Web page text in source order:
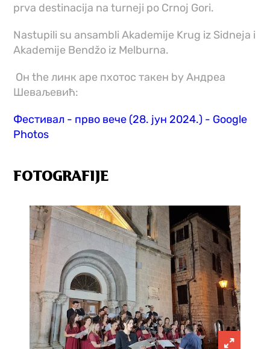
prva destinacija na turneji po Crnoj Gori.
Nastupili su ansambli Akademije Krug iz Sidneja i
Akademije Bendžo iz Melburna.
Он the линк аре пхотос такен by Андреа
Шеваљевић:
Фестивал - прво вече (28. јун 2024.) - Google
Photos
FOTOGRAFIJE